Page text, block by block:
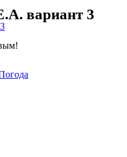
вариант 3